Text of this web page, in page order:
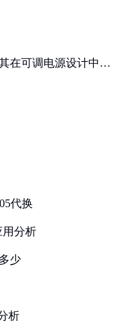
在可调电源设计中的
代换
用分析
少
析